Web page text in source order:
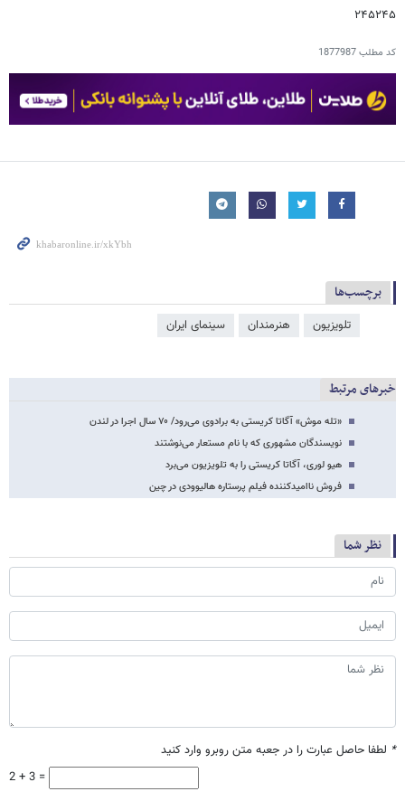
۲۴۵۲۴۵
کد مطلب1877987
برچسب‌ها
تلویزیون هنرمندان سینمای ایران
خبرهای مرتبط
«تله موش» آگاتا کریستی به برادوی می‌رود/ ۷۰ سال اجرا در لندن
نویسندگان مشهوری که با نام مستعار می‌نوشتند
هیو لوری، آگاتا کریستی را به تلویزیون می‌برد
فروش ناامیدکننده فیلم پرستاره هالیوودی در چین
نظر شما
* لطفا حاصل عبارت را در جعبه متن روبرو وارد کنید
2 + 3 =